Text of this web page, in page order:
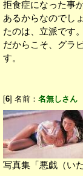
拒食症になった事
あるからなのでし
たのは、立派です。
だからこそ、グラ
す。
[6] 名前： 名無しさん
写真集「悪戯（い